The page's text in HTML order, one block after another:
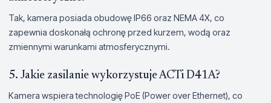
Tak, kamera posiada obudowę IP66 oraz NEMA 4X, co
zapewnia doskonałą ochronę przed kurzem, wodą oraz
zmiennymi warunkami atmosferycznymi.
5. Jakie zasilanie wykorzystuje ACTi D41A?
Kamera wspiera technologię PoE (Power over Ethernet), co